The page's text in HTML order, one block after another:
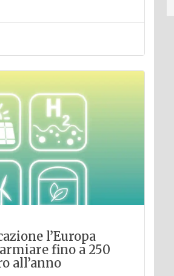
l’Europa
fino a 250
all’anno